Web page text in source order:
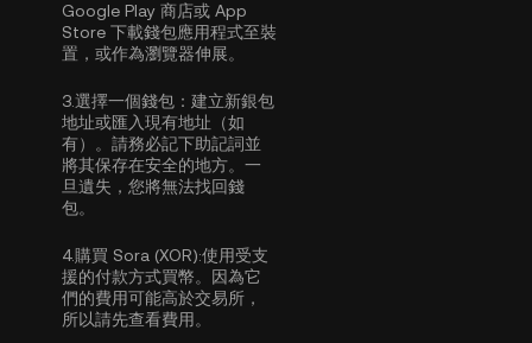
Google Play 商店或 App
Store 下載錢包應用程式至裝
置，或作為瀏覽器伸展。
3.選擇一個錢包： 建立新銀包
地址或匯入現有地址（如
有）。請務必記下助記詞並
將其保存在安全的地方。一
旦遺失，您將無法找回錢
包。
4.購買 Sora (XOR):使用受支
援的付款方式買幣。因為它
們的費用可能高於交易所，
所以請先查看費用。